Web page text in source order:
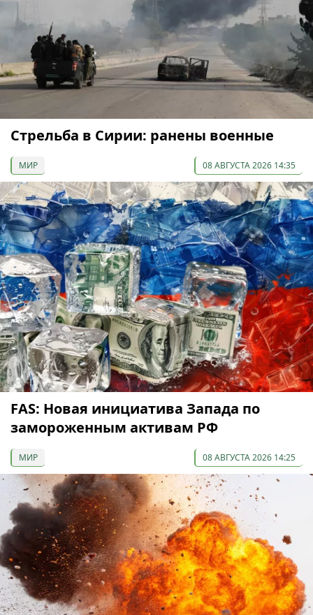
Стрельба в Сирии: ранены военные
МИР 08 АВГУСТА 2026 14:35
FAS: Новая инициатива Запада по
замороженным активам РФ
МИР 08 АВГУСТА 2026 14:25